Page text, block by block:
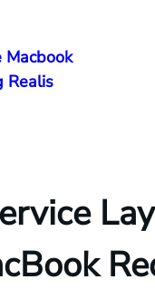
Macbook
Realis